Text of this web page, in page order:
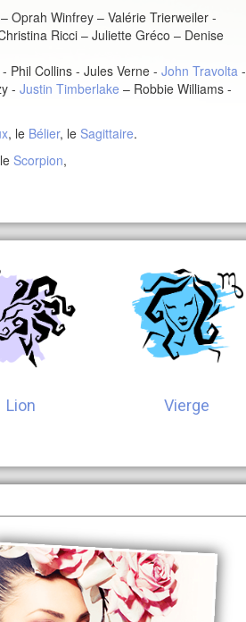
Oprah Winfrey – Valérie Trierweiler -
Ricci – Juliette Gréco – Denise
Phil Collins - Jules Verne - John Travolta-
- Justin Timberlake – Robbie Williams -
, le Bélier, le Sagittaire.
Scorpion,
Lion Vierge